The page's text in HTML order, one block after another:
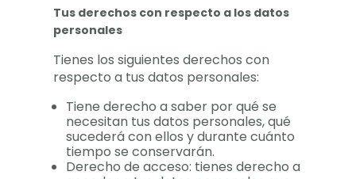
Tus derechos con respecto a los datos
personales
Tienes los siguientes derechos con
respecto a tus datos personales:
Tiene derecho a saber por qué se
necesitan tus datos personales, qué
sucederá con ellos y durante cuánto
tiempo se conservarán.
Derecho de acceso: tienes derecho a